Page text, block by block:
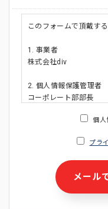
このフォームで頂戴す
1. 事業者
株式会社div
2. 個人情報保護管理者
コーポレート部部長
・ご請求された資料の
・本サービス及び本サ
サービス又は商品等の
個人
プラ
メール